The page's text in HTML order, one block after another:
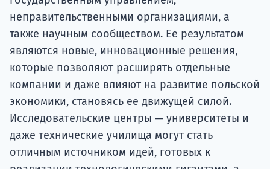
неправительственными организациями, а
также научным сообществом. Ее результатом
являются новые, инновационные решения,
которые позволяют расширять отдельные
компании и даже влияют на развитие польской
экономики, становясь ее движущей силой.
Исследовательские центры — университеты и
даже технические училища могут стать
отличным источником идей, готовых к